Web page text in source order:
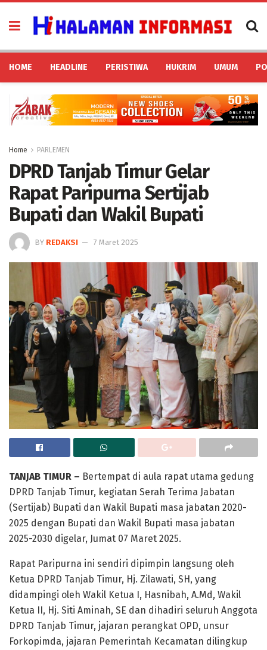
HOME HEADLINE PERISTIWA HUKRIM UMUM
Home PARLEMEN
DPRD Tanjab Timur Gelar
Rapat Paripurna Sertijab
Bupati dan Wakil Bupati
BY REDAKSI 7 Maret 2025
TANJAB TIMUR – Bertempat di aula rapat utama gedung
DPRD Tanjab Timur, kegiatan Serah Terima Jabatan
(Sertijab) Bupati dan Wakil Bupati masa jabatan 2020-
2025 dengan Bupati dan Wakil Bupati masa jabatan
2025-2030 digelar, Jumat 07 Maret 2025.
Rapat Paripurna ini sendiri dipimpin langsung oleh
Ketua DPRD Tanjab Timur, Hj. Zilawati, SH, yang
didampingi oleh Wakil Ketua I, Hasnibah, A.Md, Wakil
Ketua II, Hj. Siti Aminah, SE dan dihadiri seluruh Anggota
DPRD Tanjab Timur, jajaran perangkat OPD, unsur
Forkopimda, jajaran Pemerintah Kecamatan dilingkup